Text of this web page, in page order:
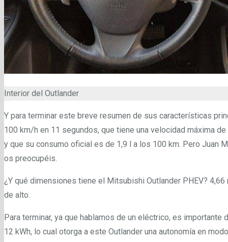
Interior del Outlander
Y para terminar este breve resumen de sus características
100 km/h en 11 segundos, que tiene una velocidad máxima
y que su consumo oficial es de 1,9 l a los 100 km. Pero Juan
os preocupéis.
¿Y qué dimensiones tiene el Mitsubishi Outlander PHEV?
de alto.
Para terminar, ya que hablamos de un eléctrico, es
12 kWh, lo cual otorga a este Outlander una autonomía en